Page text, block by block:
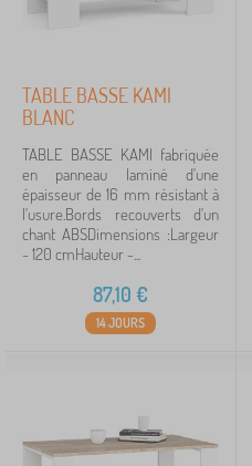
TABLE BASSE KAMI
BLANC
TABLE BASSE KAMI fabriquée
en panneau laminé d'une
épaisseur de 16 mm résistant à
l'usure.Bords recouverts d'un
chant ABSDimensions :Largeur
- 120 cmHauteur -...
87,10 €
14 JOURS